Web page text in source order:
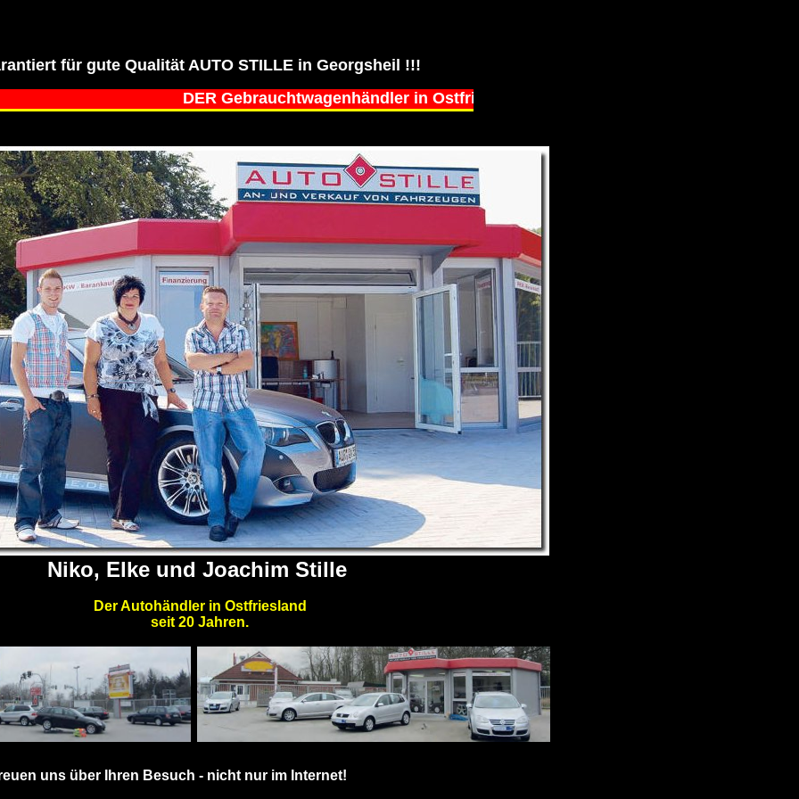
für gute Qualität AUTO STILLE in Georgsheil !!!
DER Gebrauchtwagenhändler in Ostfriesland seit über 20
Niko, Elke und Joachim Stille
Der Autohändler in Ostfriesland
seit 20 Jahren.
uns über Ihren Besuch - nicht nur im Internet!